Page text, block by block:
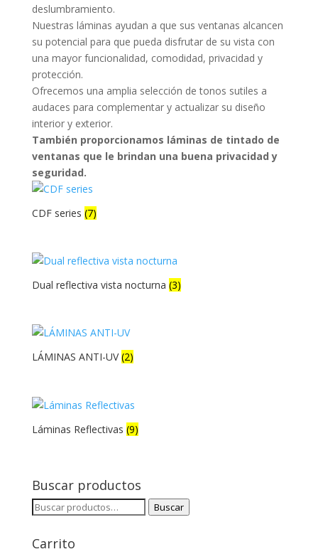
deslumbramiento.
Nuestras láminas ayudan a que sus ventanas alcancen
su potencial para que pueda disfrutar de su vista con
una mayor funcionalidad, comodidad, privacidad y
protección.
Ofrecemos una amplia selección de tonos sutiles a
audaces para complementar y actualizar su diseño
interior y exterior.
También proporcionamos láminas de tintado de
ventanas que le brindan una buena privacidad y
seguridad.
CDF series (7)
Dual reflectiva vista nocturna (3)
LÁMINAS ANTI-UV(2)
Láminas Reflectivas (9)
Buscar productos
Buscar
Buscar
Carrito